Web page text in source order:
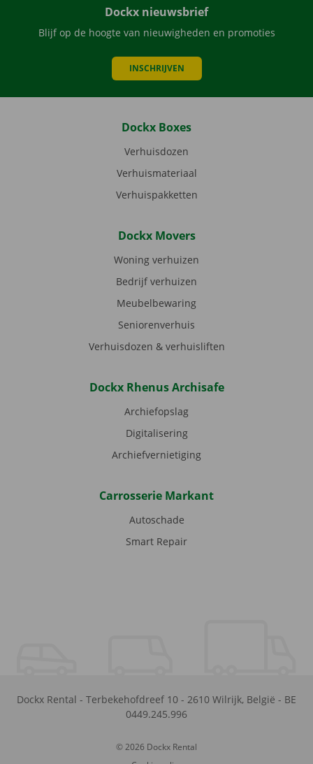
Dockx nieuwsbrief
Blijf op de hoogte van nieuwigheden en promoties
INSCHRIJVEN
Dockx Boxes
Verhuisdozen
Verhuismateriaal
Verhuispakketten
Dockx Movers
Woning verhuizen
Bedrijf verhuizen
Meubelbewaring
Seniorenverhuis
Verhuisdozen & verhuisliften
Dockx Rhenus Archisafe
Archiefopslag
Digitalisering
Archiefvernietiging
Carrosserie Markant
Autoschade
Smart Repair
Dockx Rental - Terbekehofdreef 10 - 2610 Wilrijk, België - BE
0449.245.996
© 2026 Dockx Rental